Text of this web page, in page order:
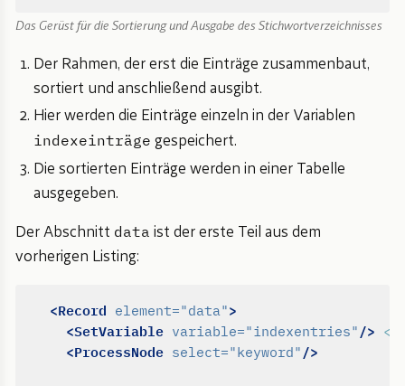
Das Gerüst für die Sortierung und Ausgabe des Stichwortverzeichnisses
Der Rahmen, der erst die Einträge zusammenbaut,
sortiert und anschließend ausgibt.
Hier werden die Einträge einzeln in der Variablen
indexeinträge gespeichert.
Die sortierten Einträge werden in einer Tabelle
ausgegeben.
Der Abschnitt data ist der erste Teil aus dem
vorherigen Listing:
<Record element="data">
<SetVariable variable="indexentries"/>
<ProcessNode select="keyword"/>